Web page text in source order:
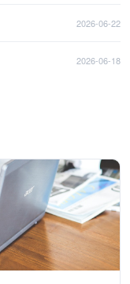
2026-06-22
2026-06-18